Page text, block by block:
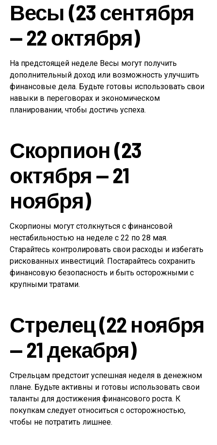
Весы (23 сентября
— 22 октября)
На предстоящей неделе Весы могут получить
дополнительный доход или возможность улучшить
финансовые дела. Будьте готовы использовать свои
навыки в переговорах и экономическом
планировании, чтобы достичь успеха.
Скорпион (23
октября — 21
ноября)
Скорпионы могут столкнуться с финансовой
нестабильностью на неделе с 22 по 28 мая.
Старайтесь контролировать свои расходы и избегать
рискованных инвестиций. Постарайтесь сохранить
финансовую безопасность и быть осторожными с
крупными тратами.
Стрелец (22 ноября
— 21 декабря)
Стрельцам предстоит успешная неделя в денежном
плане. Будьте активны и готовы использовать свои
таланты для достижения финансового роста. К
покупкам следует относиться с осторожностью,
чтобы не потратить лишнее.